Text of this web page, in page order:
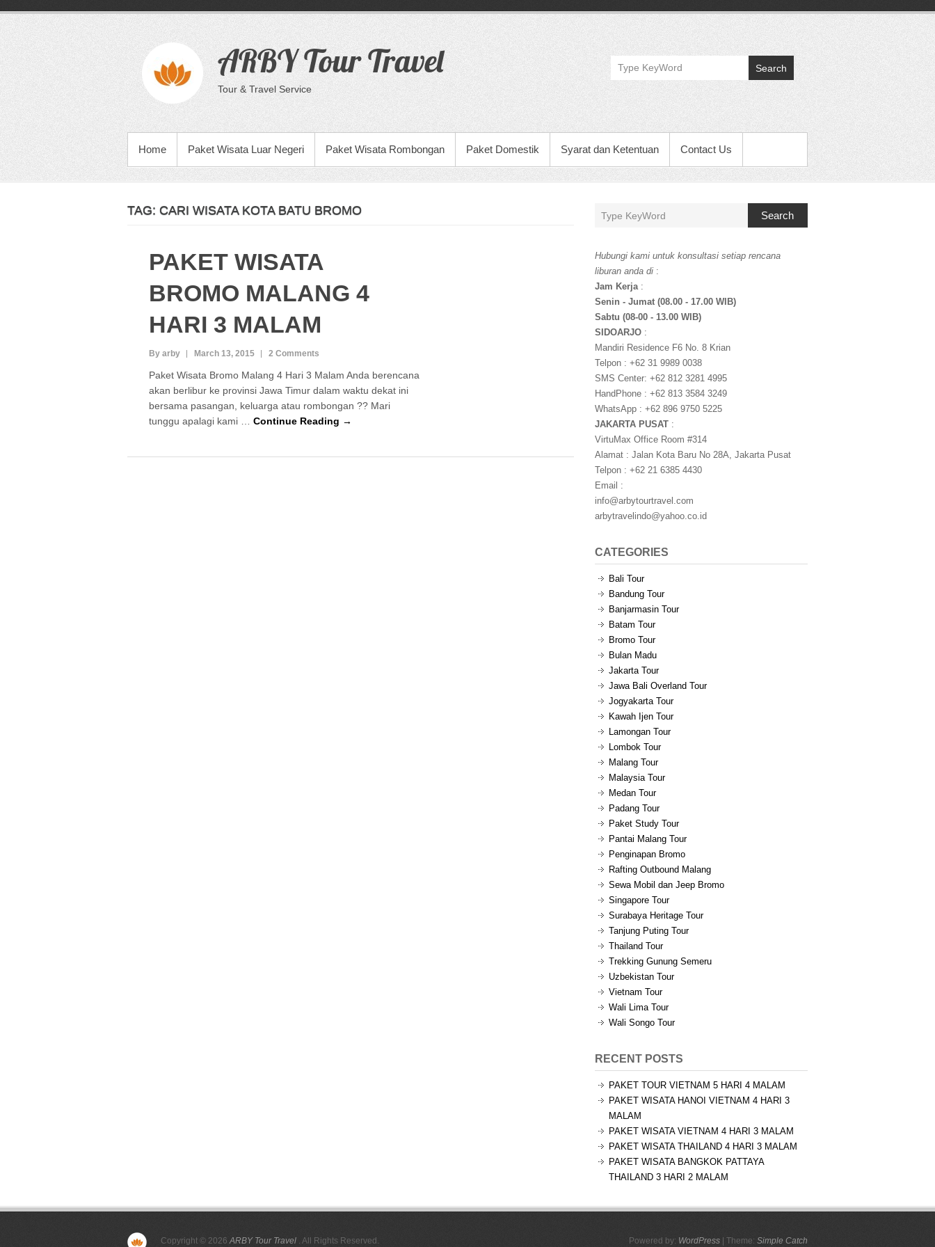
content
ARBY Tour Travel
Tour & Travel Service
Search
PRIMARY MENU
Home Paket Wisata Luar Negeri Paket Wisata Rombongan Paket Domestik Syarat dan Ketentuan Contact Us
TAG: CARI WISATA KOTA BATU BROMO
PAKET WISATA
BROMO MALANG 4
HARI 3 MALAM
By arby March 13, 2015 2 Comments
Paket Wisata Bromo Malang 4 Hari 3 Malam Anda berencana
akan berlibur ke provinsi Jawa Timur dalam waktu dekat ini
bersama pasangan, keluarga atau rombongan ?? Mari
tunggu apalagi kami … Continue Reading →
Search
Hubungi kami untuk konsultasi setiap rencana
liburan anda di :
Jam Kerja:
Senin - Jumat (08.00 - 17.00 WIB)
Sabtu (08-00 - 13.00 WIB)
SIDOARJO:
Mandiri Residence F6 No. 8 Krian
Telpon : +62 31 9989 0038
SMS Center: +62 812 3281 4995
HandPhone : +62 813 3584 3249
WhatsApp : +62 896 9750 5225
JAKARTA PUSAT :
VirtuMax Office Room #314
Alamat : Jalan Kota Baru No 28A, Jakarta Pusat
Telpon : +62 21 6385 4430
Email :
info@arbytourtravel.com
arbytravelindo@yahoo.co.id
CATEGORIES
Bali Tour
Bandung Tour
Banjarmasin Tour
Batam Tour
Bromo Tour
Bulan Madu
Jakarta Tour
Jawa Bali Overland Tour
Jogyakarta Tour
Kawah Ijen Tour
Lamongan Tour
Lombok Tour
Malang Tour
Malaysia Tour
Medan Tour
Padang Tour
Paket Study Tour
Pantai Malang Tour
Penginapan Bromo
Rafting Outbound Malang
Sewa Mobil dan Jeep Bromo
Singapore Tour
Surabaya Heritage Tour
Tanjung Puting Tour
Thailand Tour
Trekking Gunung Semeru
Uzbekistan Tour
Vietnam Tour
Wali Lima Tour
Wali Songo Tour
RECENT POSTS
PAKET TOUR VIETNAM 5 HARI 4 MALAM
PAKET WISATA HANOI VIETNAM 4 HARI 3
MALAM
PAKET WISATA VIETNAM 4 HARI 3 MALAM
PAKET WISATA THAILAND 4 HARI 3 MALAM
PAKET WISATA BANGKOK PATTAYA
THAILAND 3 HARI 2 MALAM
Copyright © 2026ARBY Tour Travel . All Rights Reserved. Powered by: WordPress | Theme: Simple Catch